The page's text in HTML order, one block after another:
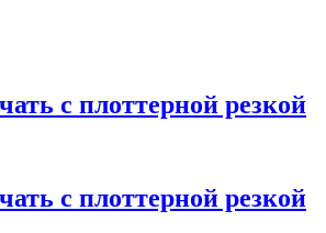
с плоттерной резкой
с плоттерной резкой